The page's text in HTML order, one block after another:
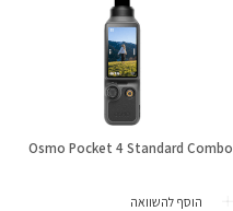
Osmo Pocket 4 Standard Combo
הוסף להשוואה